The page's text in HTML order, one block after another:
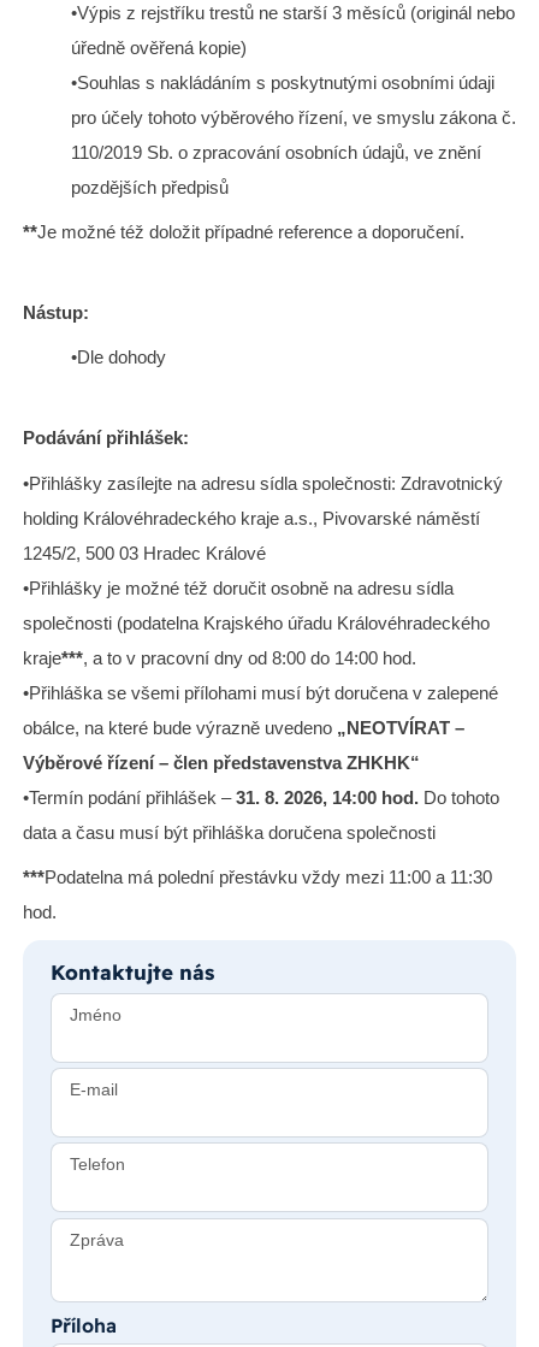
•Výpis z rejstříku trestů ne starší 3 měsíců (originál nebo
úředně ověřená kopie)
•Souhlas s nakládáním s poskytnutými osobními údaji
pro účely tohoto výběrového řízení, ve smyslu zákona č.
110/2019 Sb. o zpracování osobních údajů, ve znění
pozdějších předpisů
**Je možné též doložit případné reference a doporučení.
Nástup:
•Dle dohody
Podávání přihlášek:
•Přihlášky zasílejte na adresu sídla společnosti: Zdravotnický
holding Královéhradeckého kraje a.s., Pivovarské náměstí
1245/2, 500 03 Hradec Králové
•Přihlášky je možné též doručit osobně na adresu sídla
společnosti (podatelna Krajského úřadu Královéhradeckého
kraje***, a to v pracovní dny od 8:00 do 14:00 hod.
•Přihláška se všemi přílohami musí být doručena v zalepené
obálce, na které bude výrazně uvedeno „NEOTVÍRAT –
Výběrové řízení – člen představenstva ZHKHK“
•Termín podání přihlášek –31. 8. 2026, 14:00 hod. Do tohoto
data a času musí být přihláška doručena společnosti
***Podatelna má polední přestávku vždy mezi 11:00 a 11:30
hod.
Kontaktujte nás
Jméno
E-mail
Telefon
Zpráva
Příloha